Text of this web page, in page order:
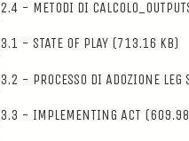
2.4 - METODI DI
3.1 - STATE OF PLAY (713.16 KB)
3.2 - PROCESSO DI ADOZIONE LEG
3.3 - IMPLEMENTING ACT